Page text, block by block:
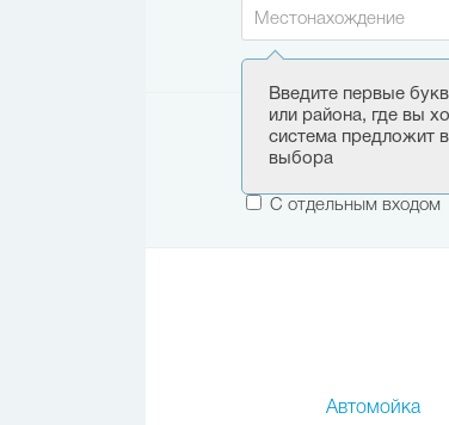
Введите первые
или района, где вы
система предложит
выбора
Этаж:
С отдельным входом
Автомойка